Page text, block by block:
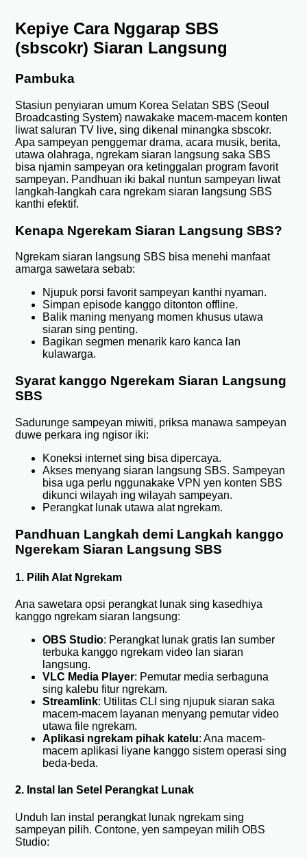
Kepiye Cara Nggarap SBS
(sbscokr) Siaran Langsung
Pambuka
Stasiun penyiaran umum Korea Selatan SBS (Seoul
Broadcasting System) nawakake macem-macem konten
liwat saluran TV live, sing dikenal minangka sbscokr.
Apa sampeyan penggemar drama, acara musik, berita,
utawa olahraga, ngrekam siaran langsung saka SBS
bisa njamin sampeyan ora ketinggalan program favorit
sampeyan. Pandhuan iki bakal nuntun sampeyan liwat
langkah-langkah cara ngrekam siaran langsung SBS
kanthi efektif.
Kenapa Ngerekam Siaran Langsung SBS?
Ngrekam siaran langsung SBS bisa menehi manfaat
amarga sawetara sebab:
Njupuk porsi favorit sampeyan kanthi nyaman.
Simpan episode kanggo ditonton offline.
Balik maning menyang momen khusus utawa
siaran sing penting.
Bagikan segmen menarik karo kanca lan
kulawarga.
Syarat kanggo Ngerekam Siaran Langsung
SBS
Sadurunge sampeyan miwiti, priksa manawa sampeyan
duwe perkara ing ngisor iki:
Koneksi internet sing bisa dipercaya.
Akses menyang siaran langsung SBS. Sampeyan
bisa uga perlu nggunakake VPN yen konten SBS
dikunci wilayah ing wilayah sampeyan.
Perangkat lunak utawa alat ngrekam.
Pandhuan Langkah demi Langkah kanggo
Ngerekam Siaran Langsung SBS
1. Pilih Alat Ngrekam
Ana sawetara opsi perangkat lunak sing kasedhiya
kanggo ngrekam siaran langsung:
OBS Studio: Perangkat lunak gratis lan sumber
terbuka kanggo ngrekam video lan siaran
langsung.
VLC Media Player: Pemutar media serbaguna
sing kalebu fitur ngrekam.
Streamlink: Utilitas CLI sing njupuk siaran saka
macem-macem layanan menyang pemutar video
utawa file ngrekam.
Aplikasi ngrekam pihak katelu: Ana macem-
macem aplikasi liyane kanggo sistem operasi sing
beda-beda.
2. Instal lan Setel Perangkat Lunak
Unduh lan instal perangkat lunak ngrekam sing
sampeyan pilih. Contone, yen sampeyan milih OBS
Studio: